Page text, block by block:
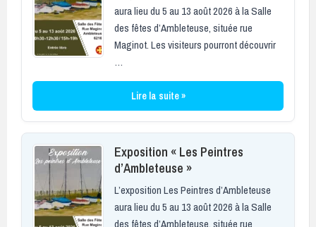
aura lieu du 5 au 13 août 2026 à la Salle
des fêtes d’Ambleteuse, située rue
Maginot. Les visiteurs pourront découvrir
…
Lire la suite »
Exposition « Les Peintres
d’Ambleteuse »
L’exposition Les Peintres d’Ambleteuse
aura lieu du 5 au 13 août 2026 à la Salle